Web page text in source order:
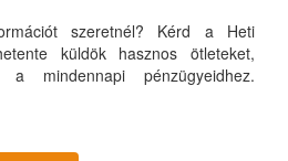
szeretnél? Kérd a Heti
küldök hasznos ötleteket,
a mindennapi pénzügyeidhez.